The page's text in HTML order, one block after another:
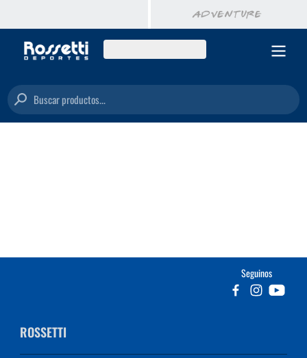
Buscar productos...
Seguinos
ROSSETTI